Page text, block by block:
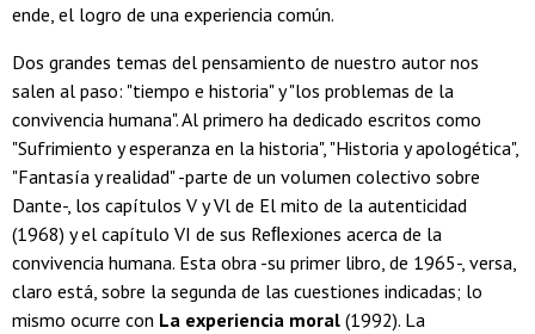
ende, el logro de una experiencia común.
Dos grandes temas del pensamiento de nuestro autor nos
salen al paso: "tiempo e historia" y "los problemas de la
convivencia humana". Al primero ha dedicado escritos como
"Sufrimiento y esperanza en la historia", "Historia y apologética",
"Fantasía y realidad" -parte de un volumen colectivo sobre
Dante-, los capítulos V y Vl de El mito de la autenticidad
(1968) y el capítulo VI de sus Reﬂexiones acerca de la
convivencia humana. Esta obra -su primer libro, de 1965-, versa,
claro está, sobre la segunda de las cuestiones indicadas; lo
mismo ocurre con La experiencia moral (1992). La